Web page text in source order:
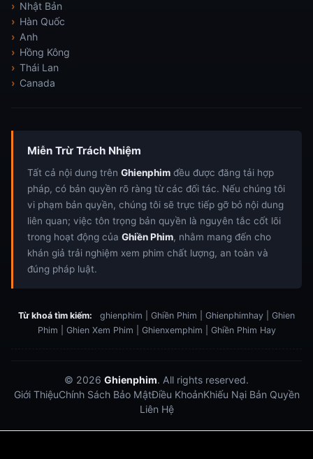
Nhật Bản
Hàn Quốc
Anh
Hồng Kông
Thái Lan
Canada
Miễn Trừ Trách Nhiệm
Tất cả nội dung trên Ghienphim đều được đăng tải hợp
pháp, có bản quyền rõ ràng từ các đối tác. Nếu chúng tôi
vi phạm bản quyền, chúng tôi sẽ trực tiếp gỡ bỏ nội dung
liên quan; việc tôn trọng bản quyền là nguyên tắc cốt lõi
trong hoạt động của Ghiền Phim, nhằm mang đến cho
khán giả trải nghiệm xem phim chất lượng, an toàn và
đúng pháp luật.
Từ khoá tìm kiếm:
ghienphim | Ghiền Phim | Ghienphimhay | Ghien
Phim | Ghien Xem Phim | Ghienxemphim | Ghiền Phim Hay
© 2026 Ghienphim. All rights reserved.
Giới ThiệuChính Sách Bảo MậtĐiều KhoảnKhiếu Nại Bản Quyền
Liên Hệ